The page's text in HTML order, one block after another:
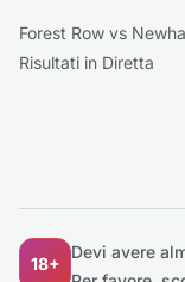
Forest Row vs
Risultati in Diretta
18+
Devi avere